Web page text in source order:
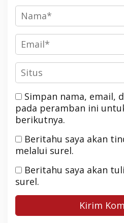
Simpan nama, email,
pada peramban ini
berikutnya.
Beritahu saya akan
melalui surel.
Beritahu saya akan
surel.